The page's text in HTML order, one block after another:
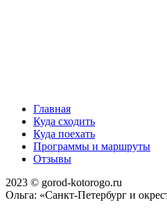
Главная
Куда сходить
Куда поехать
Программы и маршруты
Отзывы
2023 © gorod-kotorogo.ru
Ольга: «Санкт-Петербург и